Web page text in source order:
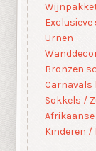
Urnen
Bronzen
Carnavals
Sokkels /
Afrikaanse
Kinderen /